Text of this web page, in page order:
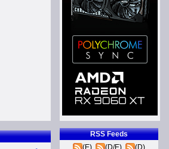
RSS Feeds
(E)
(D/E) (D)